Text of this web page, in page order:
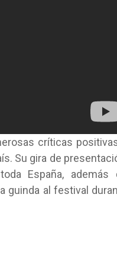
críticas
Su gira de
España, además
guinda al festival